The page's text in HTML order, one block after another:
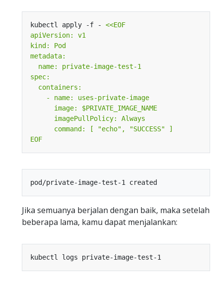
kubectl apply -f -
EOF
Jika semuanya berjalan dengan baik, maka setelah
beberapa lama, kamu dapat menjalankan: